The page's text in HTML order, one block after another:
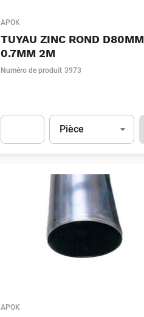
APOK
TUYAU ZINC ROND D80MM
0.7MM 2M
Numéro de produit 3973
Unité
Pièce
APOK